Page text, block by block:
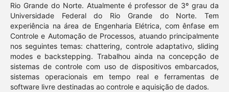
Rio Grande do Norte. Atualmente é professor de 3º grau da
Universidade Federal do Rio Grande do Norte. Tem
experiência na área de Engenharia Elétrica, com ênfase em
Controle e Automação de Processos, atuando principalmente
nos seguintes temas: chattering, controle adaptativo, sliding
modes e backstepping. Trabalhou ainda na concepção de
sistemas de controle com uso de dispositivos embarcados,
sistemas operacionais em tempo real e ferramentas de
software livre destinadas ao controle e aquisição de dados.